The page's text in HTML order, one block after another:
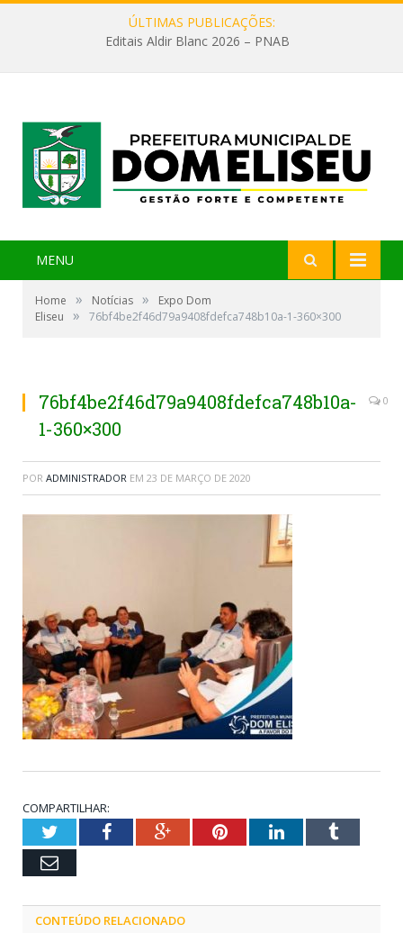
ÚLTIMAS PUBLICAÇÕES:
Editais Aldir Blanc 2026 – PNAB
MENU
Home » Notícias »
Expo Dom
Eliseu
» 76bf4be2f46d79a9408fdefca748b10a-1-360×300
76bf4be2f46d79a9408fdefca748b10a-
1-360×300
0
POR ADMINISTRADOR EM 23 DE MARÇO DE 2020
COMPARTILHAR:
TwitterFacebookGoogle+PinterestLinkedInTumblr
Email
CONTEÚDO RELACIONADO